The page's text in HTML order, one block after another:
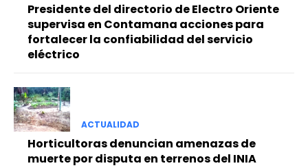
Presidente del directorio de Electro Oriente
supervisa en Contamana acciones para
fortalecer la confiabilidad del servicio
eléctrico
ACTUALIDAD
Horticultoras denuncian amenazas de
muerte por disputa en terrenos del INIA